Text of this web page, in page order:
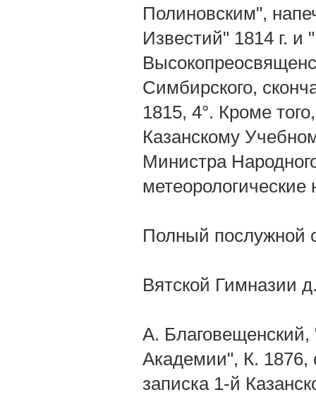
Полиновским",
Известий" 1814 г. и
Симбирского,
1815, 4°. Кроме
Казанскому
Министра
Полный послужной
Вятской Гимназии
А. Благовещенский,
Академии", К. 1876,
записка 1-й